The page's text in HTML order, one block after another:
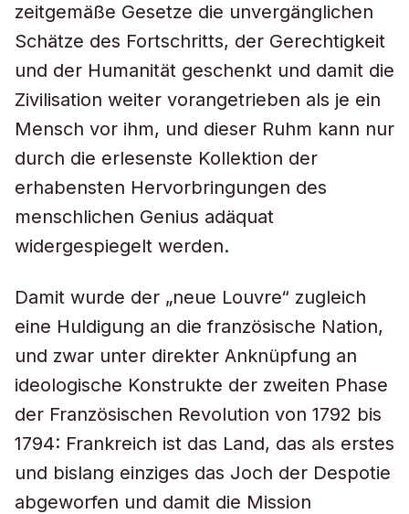
zeitgemäße Gesetze die unvergänglichen
Schätze des Fortschritts, der Gerechtigkeit
und der Humanität geschenkt und damit die
Zivilisation weiter vorangetrieben als je ein
Mensch vor ihm, und dieser Ruhm kann nur
durch die erlesenste Kollektion der
erhabensten Hervorbringungen des
menschlichen Genius adäquat
widergespiegelt werden.
Damit wurde der „neue Louvre“ zugleich
eine Huldigung an die französische Nation,
und zwar unter direkter Anknüpfung an
ideologische Konstrukte der zweiten Phase
der Französischen Revolution von 1792 bis
1794: Frankreich ist das Land, das als erstes
und bislang einziges das Joch der Despotie
abgeworfen und damit die Mission